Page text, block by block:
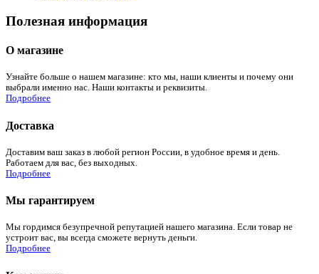
Полезная информация
О магазине
Узнайте больше о нашем магазине: кто мы, наши клиенты и почему они
выбрали именно нас. Наши контакты и реквизиты.
Подробнее
Доставка
Доставим ваш заказ в любой регион России, в удобное время и день.
Работаем для вас, без выходных.
Подробнее
Мы гарантируем
Мы гордимся безупречной репутацией нашего магазина. Если товар не
устроит вас, вы всегда сможете вернуть деньги.
Подробнее